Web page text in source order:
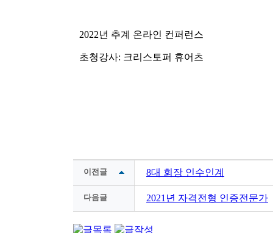
2022년 추계 온라인 컨퍼런스
초청강사: 크리스토퍼 휴어츠
이전글 8대 회장 인수인계
다음글 2021년 자격전형 인증전문가